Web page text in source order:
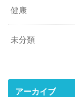
健康
未分類
アーカイブ